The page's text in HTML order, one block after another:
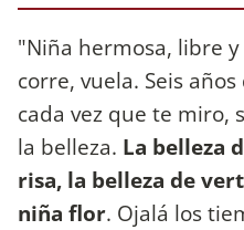
"Niña hermosa, libre
corre, vuela. Seis
cada vez que te miro,
la belleza. La belleza
risa, la belleza de
niña flor. Ojalá los